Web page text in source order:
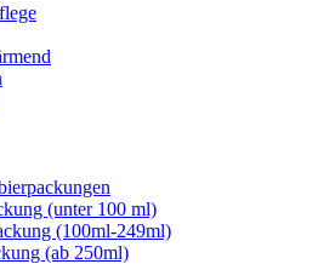
(unter 100 ml)
(100ml-249ml)
(ab 250ml)